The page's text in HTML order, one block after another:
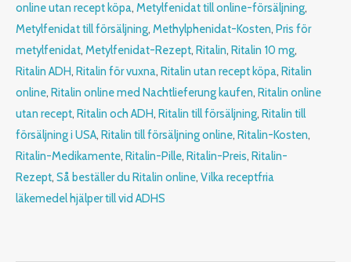
online utan recept köpa, Metylfenidat till online-försäljning,
Metylfenidat till försäljning, Methylphenidat-Kosten, Pris för
metylfenidat, Metylfenidat-Rezept, Ritalin, Ritalin 10 mg,
Ritalin ADH, Ritalin för vuxna, Ritalin utan recept köpa, Ritalin
online, Ritalin online med Nachtlieferung kaufen, Ritalin online
utan recept, Ritalin och ADH, Ritalin till försäljning, Ritalin till
försäljning i USA, Ritalin till försäljning online, Ritalin-Kosten,
Ritalin-Medikamente, Ritalin-Pille, Ritalin-Preis, Ritalin-
Rezept, Så beställer du Ritalin online, Vilka receptfria
läkemedel hjälper till vid ADHS